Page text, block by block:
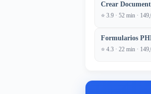
Crear
⭐ 3.9 · 52 min ·
Formularios
⭐ 4.3 · 22 min ·